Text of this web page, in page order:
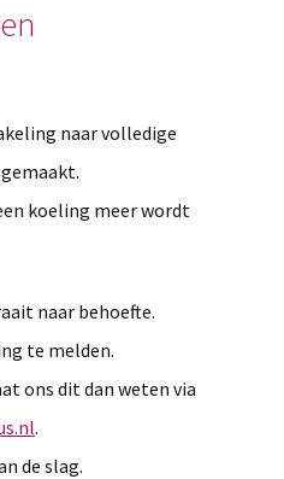
naar volledige
koeling meer wordt
naar behoefte.
te melden.
ons dit dan weten via
.
de slag.